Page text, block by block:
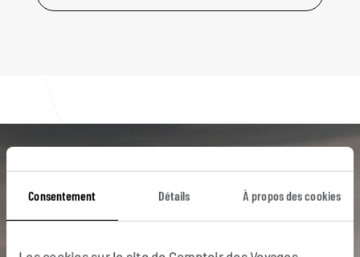
Consentement Détails À propos des cookies
Luciole,
l'appli qui vous guide en
Autriche